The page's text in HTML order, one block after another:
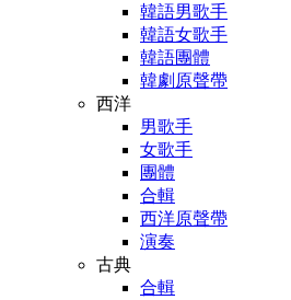
韓語男歌手
韓語女歌手
韓語團體
韓劇原聲帶
西洋
男歌手
女歌手
團體
合輯
西洋原聲帶
演奏
古典
合輯